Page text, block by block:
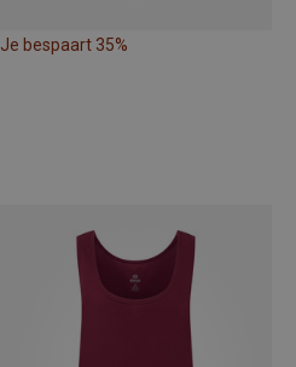
Je bespaart 35%